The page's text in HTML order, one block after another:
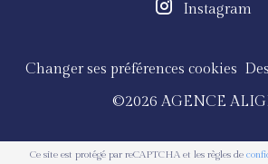
Instagram
Changer ses préférences cookies
©2026 AGENCE
Ce site est protégé par reCAPTCHA et les règles de